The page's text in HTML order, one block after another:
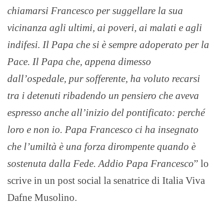
chiamarsi Francesco per suggellare la sua
vicinanza agli ultimi, ai poveri, ai malati e agli
indifesi. Il Papa che si è sempre adoperato per la
Pace. Il Papa che, appena dimesso
dall’ospedale, pur sofferente, ha voluto recarsi
tra i detenuti ribadendo un pensiero che aveva
espresso anche all’inizio del pontificato: perché
loro e non io. Papa Francesco ci ha insegnato
che l’umiltà è una forza dirompente quando è
sostenuta dalla Fede. Addio Papa Francesco” lo
scrive in un post social la senatrice di Italia Viva
Dafne Musolino.